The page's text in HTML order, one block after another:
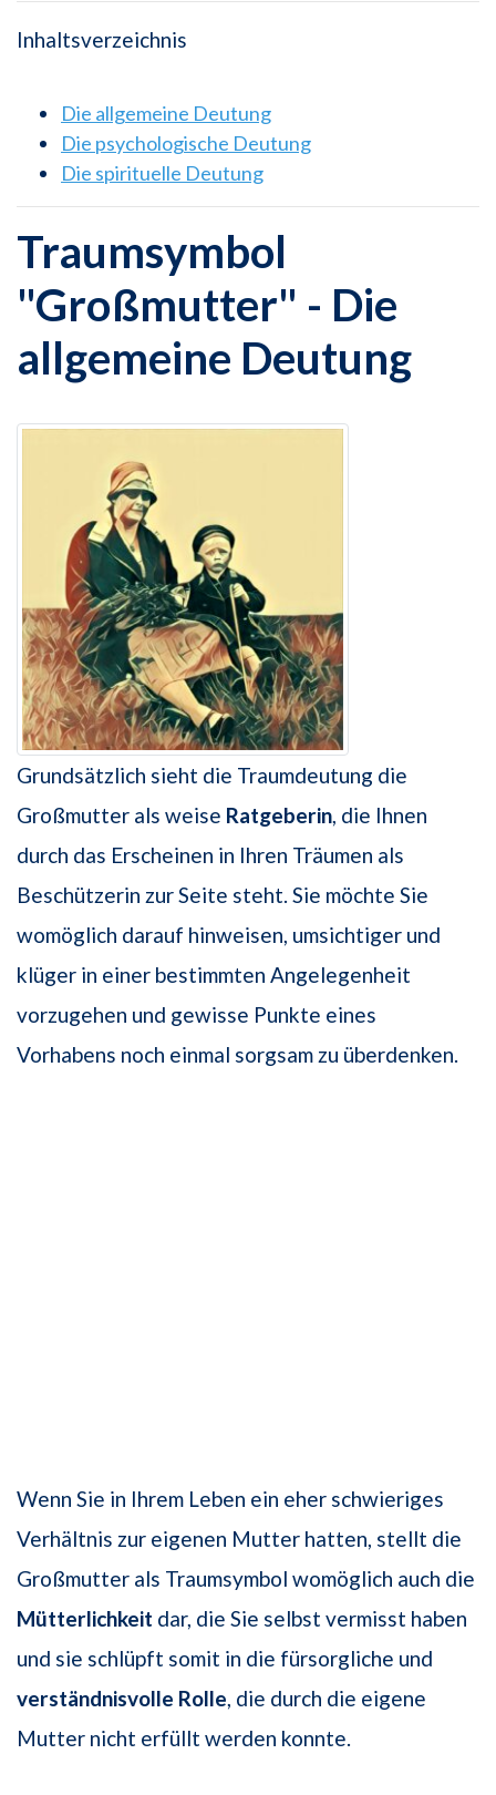
Inhaltsverzeichnis
Die allgemeine Deutung
Die psychologische Deutung
Die spirituelle Deutung
Traumsymbol
"Großmutter" - Die
allgemeine Deutung
Grundsätzlich sieht die Traumdeutung die
Großmutter als weise Ratgeberin , die Ih­nen
durch das Erscheinen in Ihren Träumen als
Beschützerin zur Seite steht. Sie möchte Sie
womöglich darauf hinweisen, umsichtiger und
klüger in einer bestimm­ten Angelegenheit
vorzugehen und gewisse Punkte eines
Vorhabens noch einmal sorgsam zu überdenken.
Wenn Sie in Ihrem Leben ein eher schwieriges
Verhältnis zur eigenen Mutter hatten, stellt die
Großmutter als Traumsymbol womöglich auch die
Mütterlichkeit dar, die Sie selbst vermisst haben
und sie schlüpft somit in die fürsorgliche und
verständnis­volle Rolle , die durch die eigene
Mutter nicht erfüllt werden konnte.